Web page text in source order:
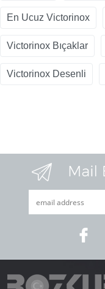
En Ucuz Victorinox
Victorinox Bıçaklar
Victorinox Desenli